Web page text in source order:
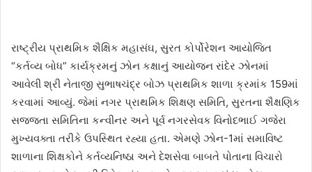
રાષ્ટ્રીય પ્રાથમિક શૈક્ષિક મહાસંઘ, સુરત કોર્પોરેશન આયોજિત
“કર્તવ્ય બોધ” કાર્યક્રમનું ઝોન કક્ષાનું આયોજન રાંદેર ઝોનમાં
આવેલી શ્રી નેતાજી સુભાષચંદ્ર બોઝ પ્રાથમિક શાળા ક્રમાંક 159માં
કરવામાં આવ્યું. જેમાં નગર પ્રાથમિક શિક્ષણ સમિતિ, સુરતના શૈક્ષણિક
સજ્જતા સમિતિના કન્વીનર અને પૂર્વ નગરસેવક વિનોદભાઈ ગજેરા
મુખ્યવક્તા તરીકે ઉપસ્થિત રહ્યા હતા. એમણે ઝોન-1માં સમાવિષ્ટ
શાળાના શિક્ષકોને કર્તવ્યનિષ્ઠા અને દેશસેવા બાબતે પોતાના વિચારો